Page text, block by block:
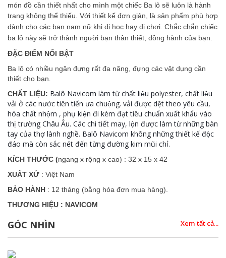
món đồ cần thiết nhất cho mình một chiếc Ba lô sẽ luôn là hành
trang không thể thiếu. Với thiết kế đơn giản, là sản phẩm phù hợp
dành cho các bạn nam nữ khi đi học hay đi chơi. Chắc chắn chiếc
ba lô này sẽ trở thành người bạn thân thiết, đồng hành của bạn.
ĐẶC ĐIỂM NỔI BẬT
Ba lô có nhiều ngăn đựng rất đa năng, đựng các vật dụng cần
thiết cho bạn.
CHẤT LIỆU: Balô Navicom làm từ chất liệu polyester, chất liệu
vải ở các nước tiên tiến ưa chuộng. vải được dệt theo yêu cầu,
hóa chất nhộm , phụ kiện đi kèm đạt tiêu chuẩn xuất khẩu vào
thị trường Châu Âu. Các chi tiết may, lộn được làm từ những bàn
tay của thợ lành nghề. Balô Navicom không những thiết kế độc
đáo mà còn sắc nét đến từng đường kim mũi chỉ.
KÍCH THƯỚC (ngang x rộng x cao) : 32 x 15 x 42
XUẤT XỨ : Việt Nam
BẢO HÀNH : 12 tháng (bằng hóa đơn mua hàng).
THƯƠNG HIỆU : NAVICOM
GÓC NHÌN Xem tất cả...